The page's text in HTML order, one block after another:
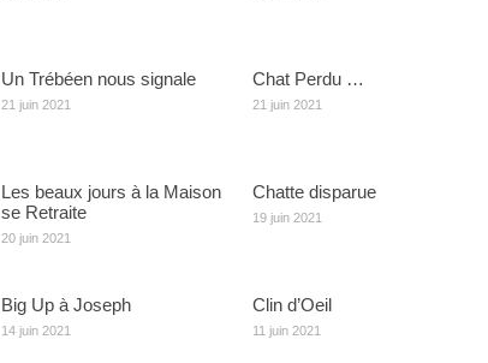
Un Trébéen nous signale
21 juin 2021
Chat Perdu …
21 juin 2021
Les beaux jours à la Maison
se Retraite
20 juin 2021
Chatte disparue
19 juin 2021
Big Up à Joseph
14 juin 2021
Clin d’Oeil
11 juin 2021